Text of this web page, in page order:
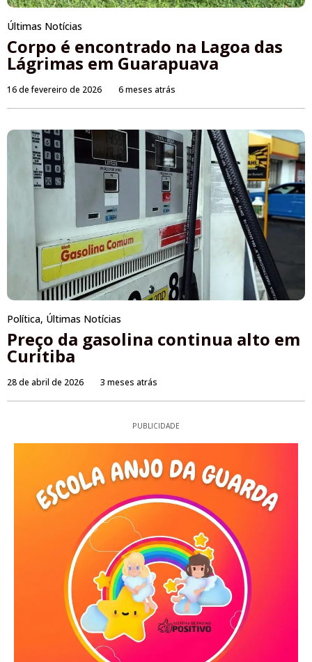
Últimas Notícias
Corpo é encontrado na Lagoa das
Lágrimas em Guarapuava
16 de fevereiro de 2026 6 meses atrás
Política, Últimas Notícias
Preço da gasolina continua alto em
Curitiba
28 de abril de 2026 3 meses atrás
PUBLICIDADE